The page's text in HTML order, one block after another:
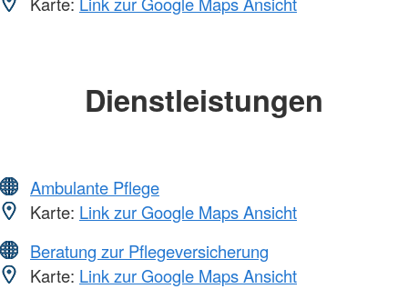
Dienstleistungen
Ambulante Pflege
Karte: Link zur Google Maps Ansicht
Beratung zur Pflegeversicherung
Karte: Link zur Google Maps Ansicht